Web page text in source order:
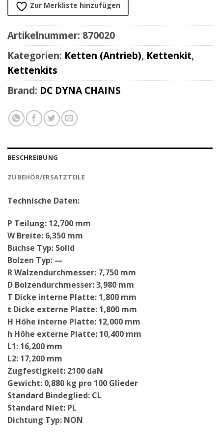
Zur Merkliste hinzufügen
Artikelnummer: 870020
Kategorien: Ketten (Antrieb), Kettenkit,
Kettenkits
Brand: DC DYNA CHAINS
BESCHREIBUNG
ZUBEHÖR/ERSATZTEILE
Technische Daten:
P Teilung: 12,700 mm
W Breite: 6,350 mm
Buchse Typ: Solid
Bolzen Typ: —
R Walzendurchmesser: 7,750 mm
D Bolzendurchmesser: 3,980 mm
T Dicke interne Platte: 1,800 mm
t Dicke externe Platte: 1,800 mm
H Höhe interne Platte: 12,000 mm
h Höhe externe Platte: 10,400 mm
L1: 16,200 mm
L2: 17,200 mm
Zugfestigkeit: 2100 daN
Gewicht: 0,880 kg pro 100 Glieder
Standard Bindeglied: CL
Standard Niet: PL
Dichtung Typ: NON